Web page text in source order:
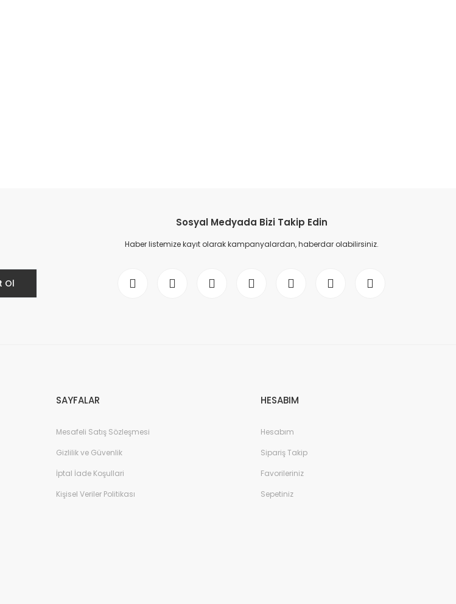
Ol
Sosyal Medyada Bizi Takip Edin
Haber listemize kayıt olarak kampanyalardan, haberdar olabilirsiniz.
SAYFALAR
Mesafeli Satış Sözleşmesi
Gizlilik ve Güvenlik
İptal İade Koşullari
Kişisel Veriler Politikası
HESABIM
Hesabım
Sipariş Takip
Favorileriniz
Sepetiniz